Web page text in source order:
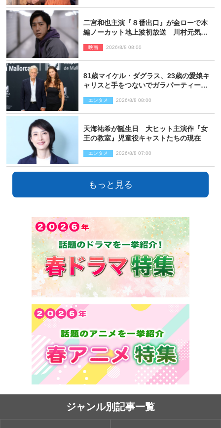
二宮和也主演『８番出口』が金ローで本
編ノーカット地上波初放送 川村元気監
映画 2026/8/8 08:00
81歳マイケル・ダグラス、23歳の愛娘キ
ャリスと手をつないでガラパーティーに
エンタメ 2026/8/8 08:00
天海祐希が誕生日 大ヒット主演作『女
王の教室』児童役キャストたちの現在
エンタメ 2026/8/8 07:00
もっと見る
ジャンル別記事一覧